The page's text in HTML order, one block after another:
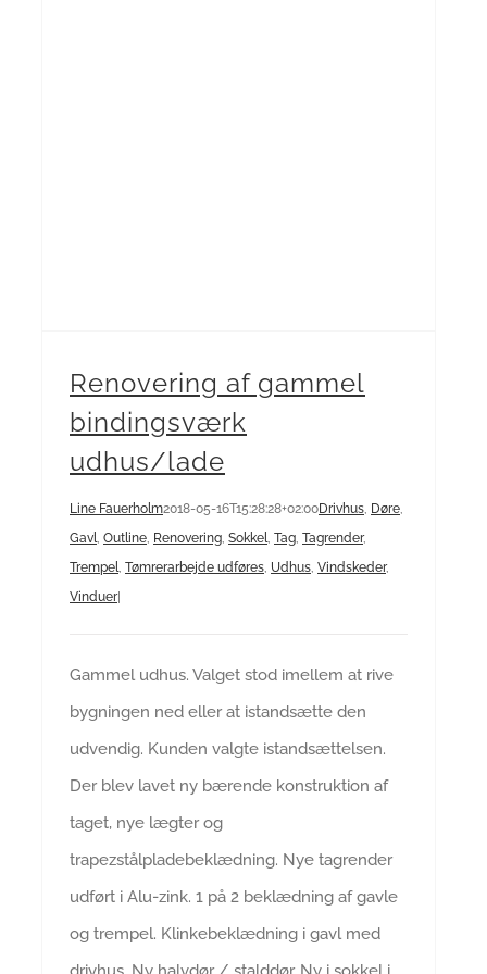
Renovering af gammel
bindingsværk
udhus/lade
Line Fauerholm2018-05-16T15:28:28+02:00Drivhus, Døre,
Gavl, Outline, Renovering, Sokkel, Tag, Tagrender,
Trempel, Tømrerarbejde udføres, Udhus, Vindskeder,
Vinduer|
Gammel udhus. Valget stod imellem at rive
bygningen ned eller at istandsætte den
udvendig. Kunden valgte istandsættelsen.
Der blev lavet ny bærende konstruktion af
taget, nye lægter og
trapezstålpladebeklædning. Nye tagrender
udført i Alu-zink. 1 på 2 beklædning af gavle
og trempel. Klinkebeklædning i gavl med